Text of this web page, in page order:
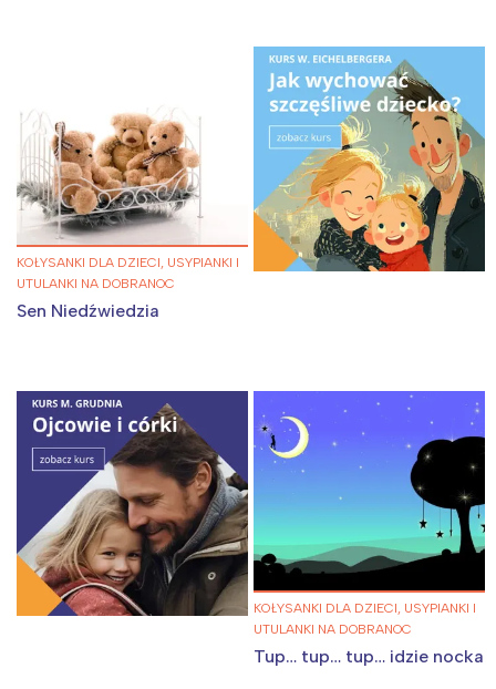
KOŁYSANKI DLA DZIECI, USYPIANKI I
UTULANKI NA DOBRANOC
Sen Niedźwiedzia
KOŁYSANKI DLA DZIECI, USYPIANKI I
UTULANKI NA DOBRANOC
Tup… tup… tup… idzie nocka
tego regionu:
Warszawa
Łódź
Trójmiasto
Poznań
Wrocław
Śląsk
Kraków
Południe
Północ
Wszystkie